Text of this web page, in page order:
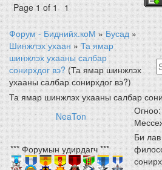
Page1of1 1
Форум - Биднийх.коМ » Бусад »
Шинжлэх ухаан » Та ямар
шинжлэх ухааны салбар
сонирхдог вэ? (Та ямар шинжлэх
ухааны салбар сонирхдог вэ?)
Та ямар шинжлэх ухааны салбар
NeaTon
*** Форумын удирдагч ***
Би